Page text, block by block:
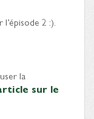
2 :).
la
sur le